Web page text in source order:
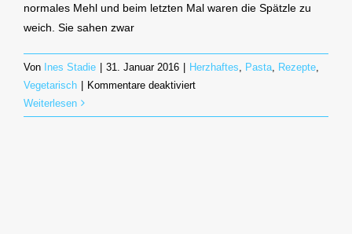
normales Mehl und beim letzten Mal waren die Spätzle zu
weich. Sie sahen zwar
Von Ines Stadie | 31. Januar 2016 | Herzhaftes Pasta Rezepte
Vegetarisch | Kommentare deaktiviertfür
Kässpätzle
Weiterlesen